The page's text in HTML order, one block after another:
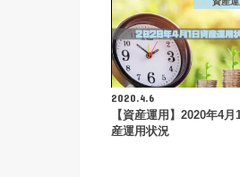
2020.4.6
【資産運用】2020年4月
産運用状況